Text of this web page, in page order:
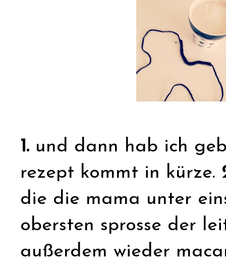
1. und dann hab ich
rezept kommt in kürze.
die die mama unter
obersten sprosse der
außerdem wieder